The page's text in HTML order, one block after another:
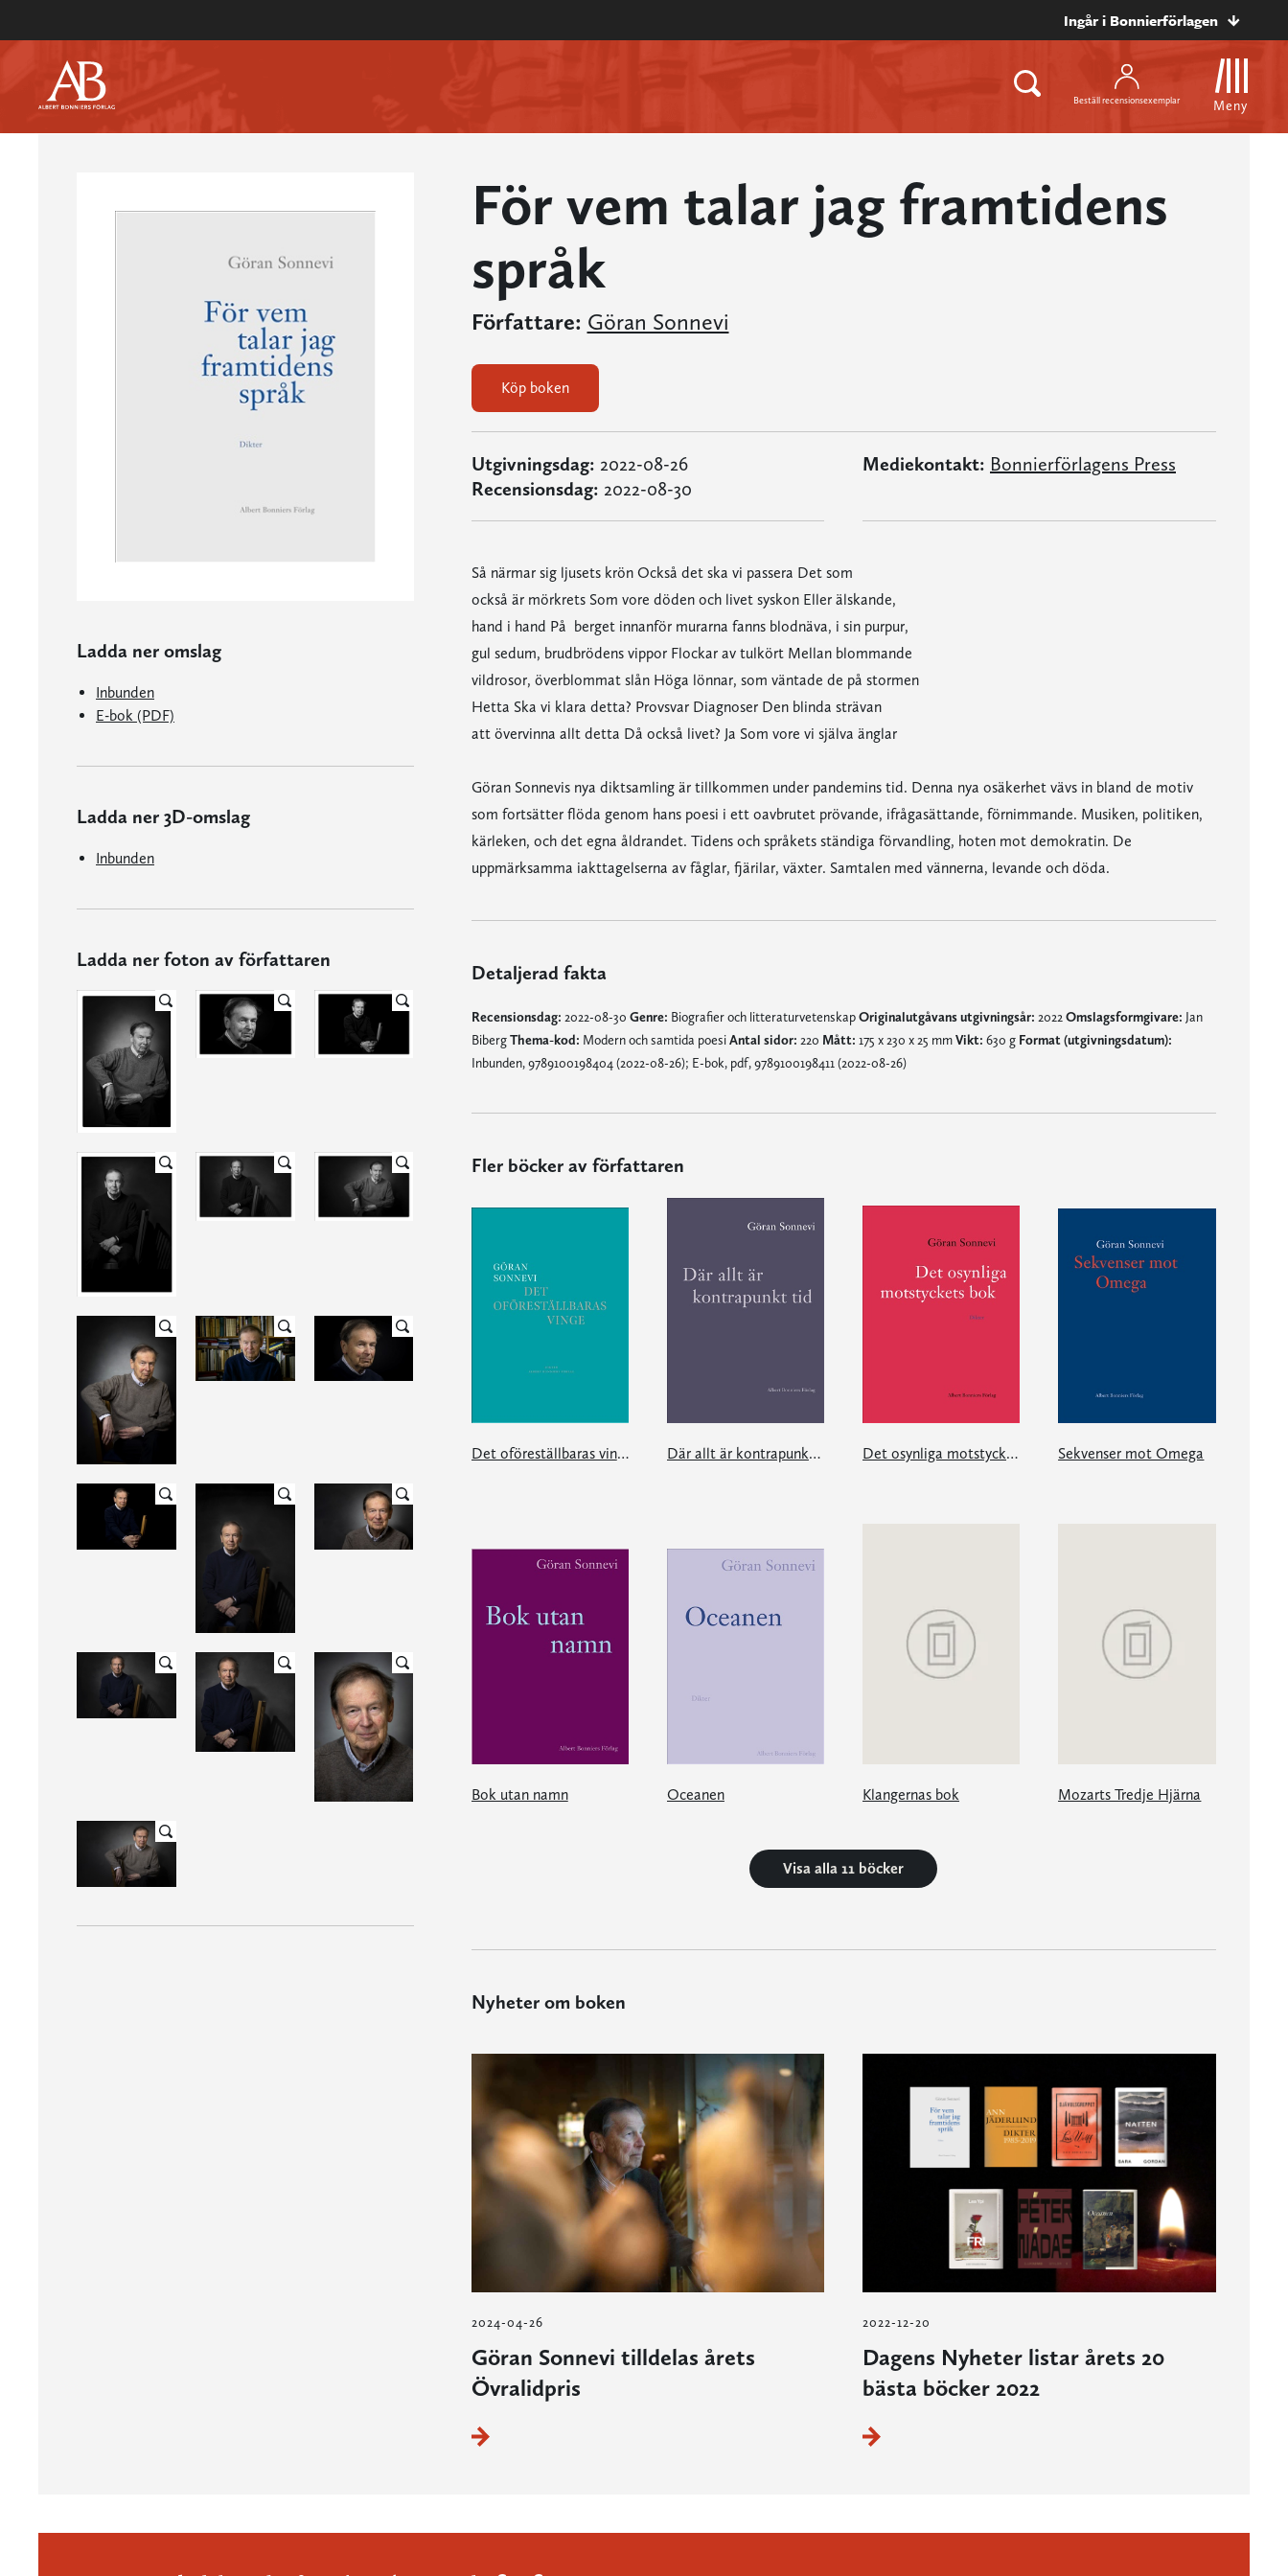
Ingår i Bonnierförlagen
Beställ recensionsexemplar Meny
Ladda ner omslag
Inbunden
E-bok (PDF)
Ladda ner 3D-omslag
Inbunden
Ladda ner foton av författaren
För vem talar jag framtidens
språk
Författare: Göran Sonnevi
Köp boken
Utgivningsdag: 2022-08-26
Recensionsdag: 2022-08-30
Mediekontakt: Bonnierförlagens Press
Så närmar sig ljusets krön Också det ska vi passera Det som
också är mörkrets Som vore döden och livet syskon Eller älskande,
hand i hand På berget innanför murarna fanns blodnäva, i sin purpur,
gul sedum, brudbrödens vippor Flockar av tulkört Mellan blommande
vildrosor, överblommat slån Höga lönnar, som väntade de på stormen
Hetta Ska vi klara detta? Provsvar Diagnoser Den blinda strävan
att övervinna allt detta Då också livet? Ja Som vore vi själva änglar
Göran Sonnevis nya diktsamling är tillkommen under pandemins tid. Denna nya osäkerhet vävs in bland de motiv
som fortsätter flöda genom hans poesi i ett oavbrutet prövande, ifrågasättande, förnimmande. Musiken, politiken,
kärleken, och det egna åldrandet. Tidens och språkets ständiga förvandling, hoten mot demokratin. De
uppmärksamma iakttagelserna av fåglar, fjärilar, växter. Samtalen med vännerna, levande och döda.
Detaljerad fakta
Recensionsdag: 2022-08-30 Genre: Biografier och litteraturvetenskapOriginalutgåvans utgivningsår: 2022 Omslagsformgivare: Jan
BibergThema-kod: Modern och samtida poesiAntal sidor: 220 Mått: 175 x 230 x 25 mmVikt: 630 g Format (utgivningsdatum):
Inbunden, 9789100198404 (2022-08-26); E-bok, pdf, 9789100198411 (2022-08-26)
Fler böcker av författaren
Det oföreställbaras vinge Där allt är kontrapunkt tid Det osynliga motstyckets bok Sekvenser mot Omega
Bok utan namn Oceanen Klangernas bok Mozarts Tredje Hjärna
Visa alla 11 böcker
Nyheter om boken
2024-04-26
Göran Sonnevi tilldelas årets
Övralidpris
2022-12-20
Dagens Nyheter listar årets 20
bästa böcker 2022